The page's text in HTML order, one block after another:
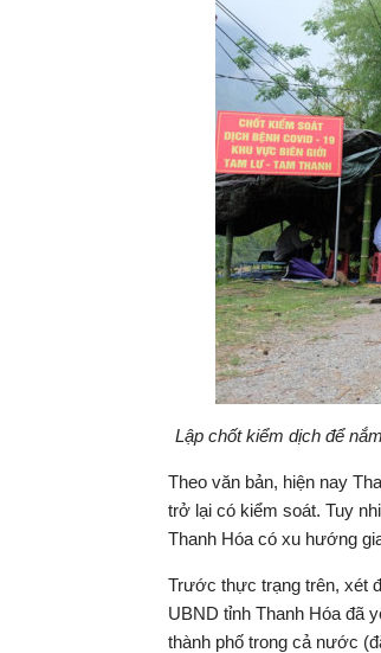
Lập chốt kiểm dịch để
Theo văn bản, hiện nay
trở lại có kiểm soát. Tuy
Thanh Hóa có xu hướng
Trước thực trạng trên, xét
UBND tỉnh Thanh Hóa đã
thành phố trong cả nước